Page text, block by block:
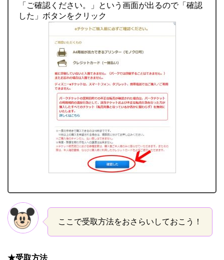
「ご確認ください。」という画面が出るので「確認
した」ボタンをクリック
ここで受取方法をおさらいしておこう！
★受取方法